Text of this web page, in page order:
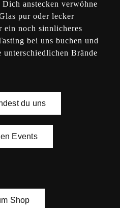
anstecken verwöhne
pur oder lecker
noch sinnlicheres
bei uns buchen und
Brände
du uns
Events
Shop